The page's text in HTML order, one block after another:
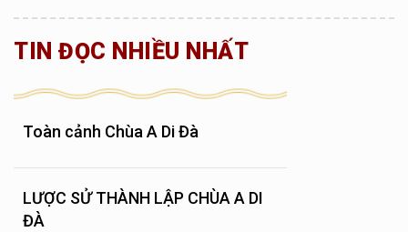
TIN ĐỌC NHIỀU NHẤT
Toàn cảnh Chùa A Di Đà
LƯỢC SỬ THÀNH LẬP CHÙA A DI
ĐÀ